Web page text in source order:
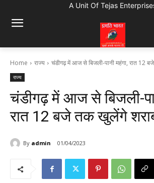
A Unit Of Tejas
Home राज्य चंडीगढ़ में आज से बिजली-पानी महंगा, रात 12
राज्य
चंडीगढ़ में आज से बिजली-
रात 12 बजे तक खुलेंगे
By admin 01/04/2023